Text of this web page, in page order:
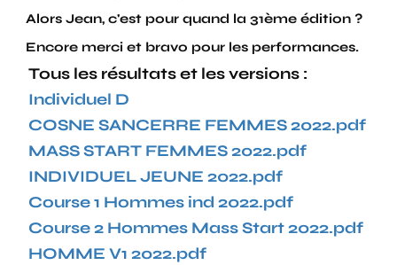
Alors Jean, c'est pour quand la 31ème édition ?
Encore merci et bravo pour les performances.
Tous les résultats et les versions :
Individuel D
COSNE SANCERRE FEMMES 2022.pdf
MASS START FEMMES 2022.pdf
INDIVIDUEL JEUNE 2022.pdf
Course 1 Hommes ind 2022.pdf
Course 2 Hommes Mass Start 2022.pdf
HOMME V1 2022.pdf